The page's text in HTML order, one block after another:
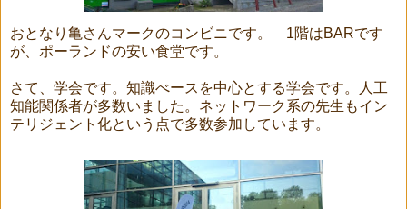
おとなり亀さんマークのコンビニです。 1階はBARです
が、ポーランドの安い食堂です。
さて、学会です。知識べースを中心とする学会です。人工
知能関係者が多数いました。ネットワーク系の先生もイン
テリジェント化という点で多数参加しています。